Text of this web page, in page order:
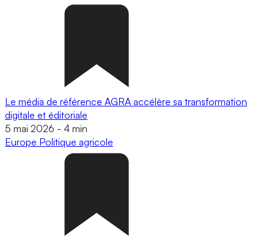
Le média de référence AGRA accélère sa transformation
digitale et éditoriale
5 mai 2026 - 4 min
Europe Politique agricole